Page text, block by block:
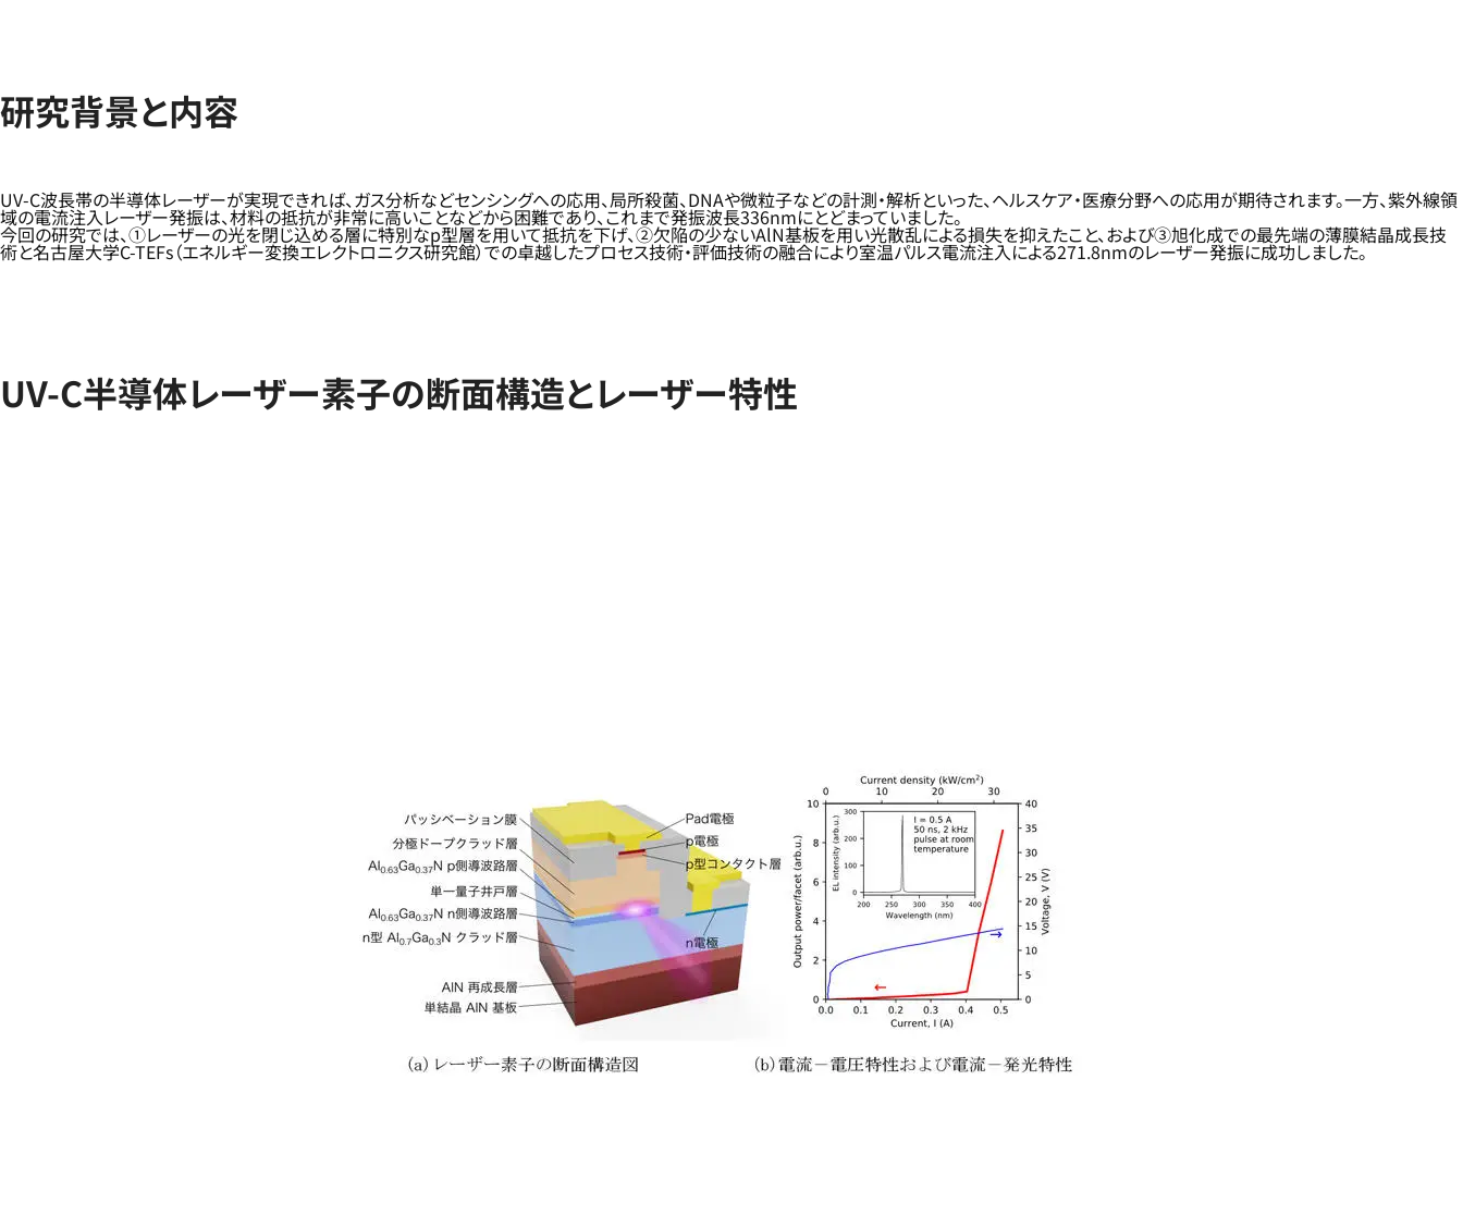
研究背景と内容
UV-C波長帯の半導体レーザーが実現できれば、ガス分析などセンシングへの応用、局所殺菌、DNAや微粒子などの計測・解析といった、ヘルスケア・医療分野への応用が期待されます。一方、紫外線領
域の電流注入レーザー発振は、材料の抵抗が非常に高いことなどから困難であり、これまで発振波長336nmにとどまっていました。
今回の研究では、①レーザーの光を閉じ込める層に特別なp型層を用いて抵抗を下げ、②欠陥の少ないAlN基板を用い光散乱による損失を抑えたこと、および③旭化成での最先端の薄膜結晶成長技
術と名古屋大学C-TEFs（エネルギー変換エレクトロニクス研究館）での卓越したプロセス技術・評価技術の融合により室温パルス電流注入による271.8nmのレーザー発振に成功しました。
UV-C半導体レーザー素子の断面構造とレーザー特性